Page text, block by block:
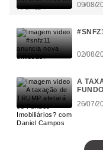
09/08/
02/08/
A
26/07/